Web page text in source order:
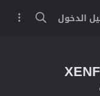
الدخول